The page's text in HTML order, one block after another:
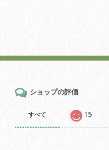
ショップの評価
すべて 15